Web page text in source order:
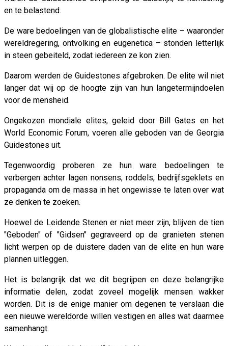
en te belastend.
De ware bedoelingen van de globalistische elite – waaronder
wereldregering, ontvolking en eugenetica – stonden letterlijk
in steen gebeiteld, zodat iedereen ze kon zien.
Daarom werden de Guidestones afgebroken. De elite wil niet
langer dat wij op de hoogte zijn van hun langetermijndoelen
voor de mensheid.
Ongekozen mondiale elites, geleid door Bill Gates en het
World Economic Forum, voeren alle geboden van de Georgia
Guidestones uit.
Tegenwoordig proberen ze hun ware bedoelingen te
verbergen achter lagen nonsens, roddels, bedrijfsgeklets en
propaganda om de massa in het ongewisse te laten over wat
ze denken te zoeken.
Hoewel de Leidende Stenen er niet meer zijn, blijven de tien
"Geboden" of "Gidsen" gegraveerd op de granieten stenen
licht werpen op de duistere daden van de elite en hun ware
plannen uitleggen.
Het is belangrijk dat we dit begrijpen en deze belangrijke
informatie delen, zodat zoveel mogelijk mensen wakker
worden. Dit is de enige manier om degenen te verslaan die
een nieuwe wereldorde willen vestigen en alles wat daarmee
samenhangt.